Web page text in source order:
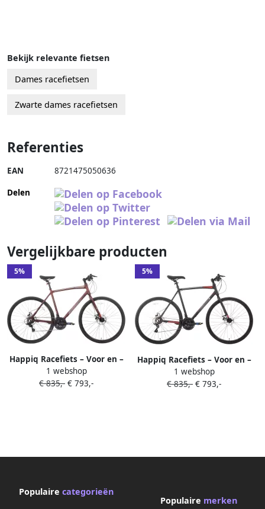
Bekijk relevante fietsen
Dames racefietsen
Zwarte dames racefietsen
Referenties
EAN 8721475050636
Delen
Vergelijkbare producten
5%
Happiq Racefiets – Voor en –
Lichtgewicht aluminium 14
versnellingen – 71 cm wielen
1 webshop
€ 835,- € 793,-
5%
Happiq Racefiets – Voor en –
Lichtgewicht aluminium 14
versnellingen – 71 cm wielen
1 webshop
€ 835,- € 793,-
Populaire categorieën
Populaire merken